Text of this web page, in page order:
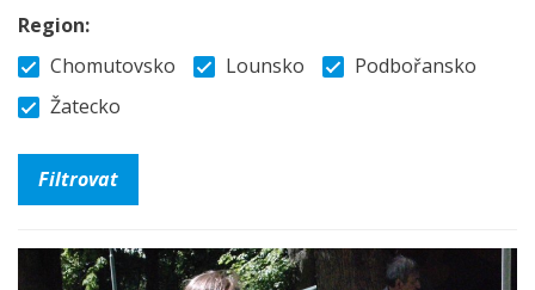
Region:
Chomutovsko
Lounsko
Podbořansko
Žatecko